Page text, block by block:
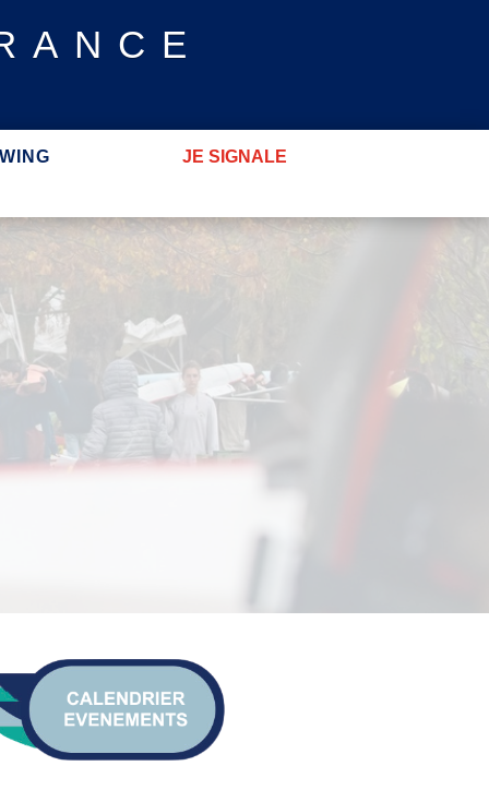
JE SIGNALE